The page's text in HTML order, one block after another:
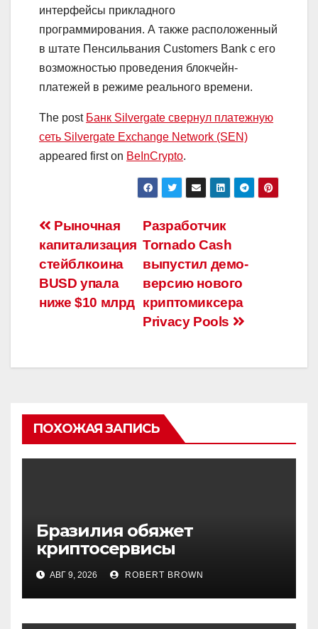
интерфейсы прикладного
программирования. А также расположенный
в штате Пенсильвания Customers Bank с его
возможностью проведения блокчейн-
платежей в режиме реального времени.
The post Банк Silvergate свернул платежную
сеть Silvergate Exchange Network (SEN)
appeared first on BeInCrypto.
Навигация
по
записям
Разработчик
Tornado Cash
выпустил демо-
версию нового
криптомиксера
Privacy Pools
Рыночная
капитализация
стейблкоина
BUSD упала
ниже $10 млрд
ПОХОЖАЯ ЗАПИСЬ
Бразилия обяжет
криптосервисы
задерживать переводы из-
за мошенничества
АВГ 9, 2026 ROBERT BROWN